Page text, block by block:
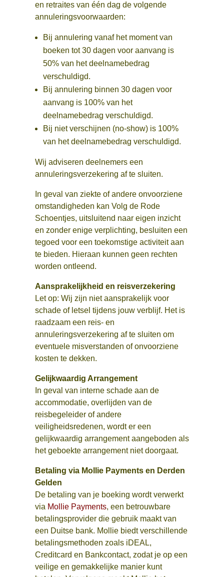
en retraites van één dag de volgende
annuleringsvoorwaarden:
Bij annulering vanaf het moment van
boeken tot 30 dagen voor aanvang is
50% van het deelnamebedrag
verschuldigd.
Bij annulering binnen 30 dagen voor
aanvang is 100% van het
deelnamebedrag verschuldigd.
Bij niet verschijnen (no-show) is 100%
van het deelnamebedrag verschuldigd.
Wij adviseren deelnemers een
annuleringsverzekering af te sluiten.
In geval van ziekte of andere onvoorziene
omstandigheden kan Volg de Rode
Schoentjes, uitsluitend naar eigen inzicht
en zonder enige verplichting, besluiten een
tegoed voor een toekomstige activiteit aan
te bieden. Hieraan kunnen geen rechten
worden ontleend.
Aansprakelijkheid en reisverzekering
Let op: Wij zijn niet aansprakelijk voor
schade of letsel tijdens jouw verblijf. Het is
raadzaam een reis- en
annuleringsverzekering af te sluiten om
eventuele misverstanden of onvoorziene
kosten te dekken.
Gelijkwaardig Arrangement
In geval van interne schade aan de
accommodatie, overlijden van de
reisbegeleider of andere
veiligheidsredenen, wordt er een
gelijkwaardig arrangement aangeboden als
het geboekte arrangement niet doorgaat.
Betaling via Mollie Payments en Derden
Gelden
De betaling van je boeking wordt verwerkt
via Mollie Payments, een betrouwbare
betalingsprovider die gebruik maakt van
een Duitse bank. Mollie biedt verschillende
betalingsmethoden zoals iDEAL,
Creditcard en Bankcontact, zodat je op een
veilige en gemakkelijke manier kunt